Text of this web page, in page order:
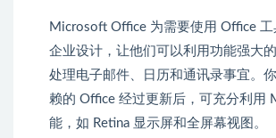
Microsoft Office 为需要使用 Office 工
企业设计，让他们可以利用功能强大
处理电子邮件、日历和通讯录事宜。
赖的 Office 经过更新后，可充分利用
能，如 Retina 显示屏和全屏幕视图。